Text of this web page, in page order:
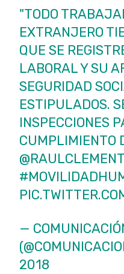
"TODO
EXTRANJERO
QUE SE
LABORAL Y SU
SEGURIDAD
ESTIPULADOS.
INSPECCIONES
CUMPLIMIENTO
—
2018